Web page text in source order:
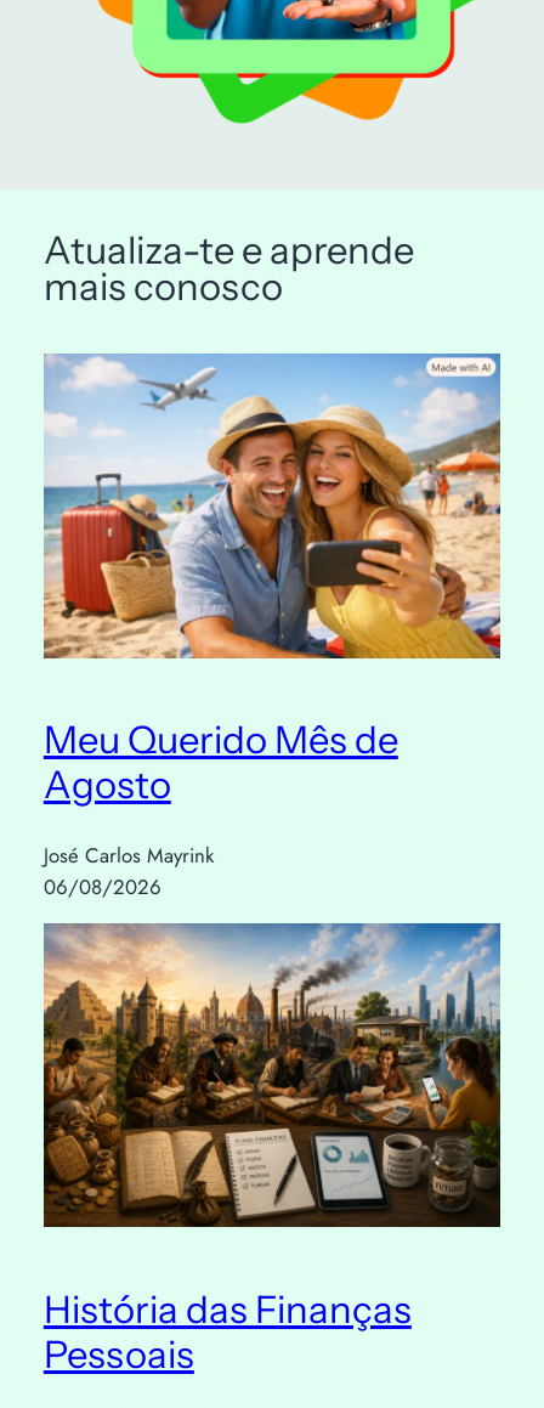
Atualiza-te e aprende
mais conosco
Meu Querido Mês de
Agosto
José Carlos Mayrink
06/08/2026
História das Finanças
Pessoais